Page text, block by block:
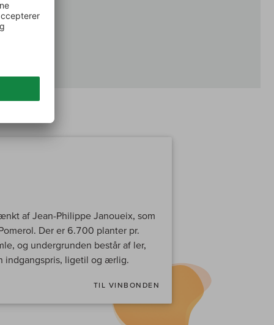
af Jean-Philippe Janoueix, som
Der er 6.700 planter pr.
og undergrunden består af ler,
indgangspris, ligetil og ærlig.
TIL VINBONDEN